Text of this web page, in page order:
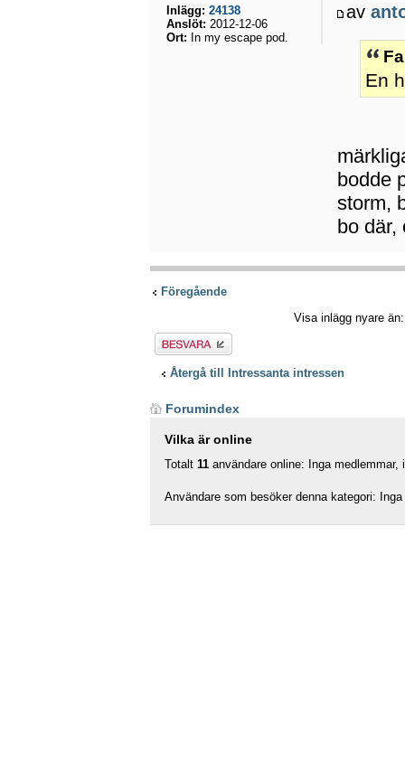
av
En
bodde
storm,
bo
Inlägg: 24138
Anslöt: 2012-12-06
Ort: In my escape pod.
Föregående
Visa inlägg nyare
Besvara
Återgå till Intressanta intressen
Forumindex
Vilka är online
Totalt 11 användare online: Inga
Användare som besöker denna kategori: